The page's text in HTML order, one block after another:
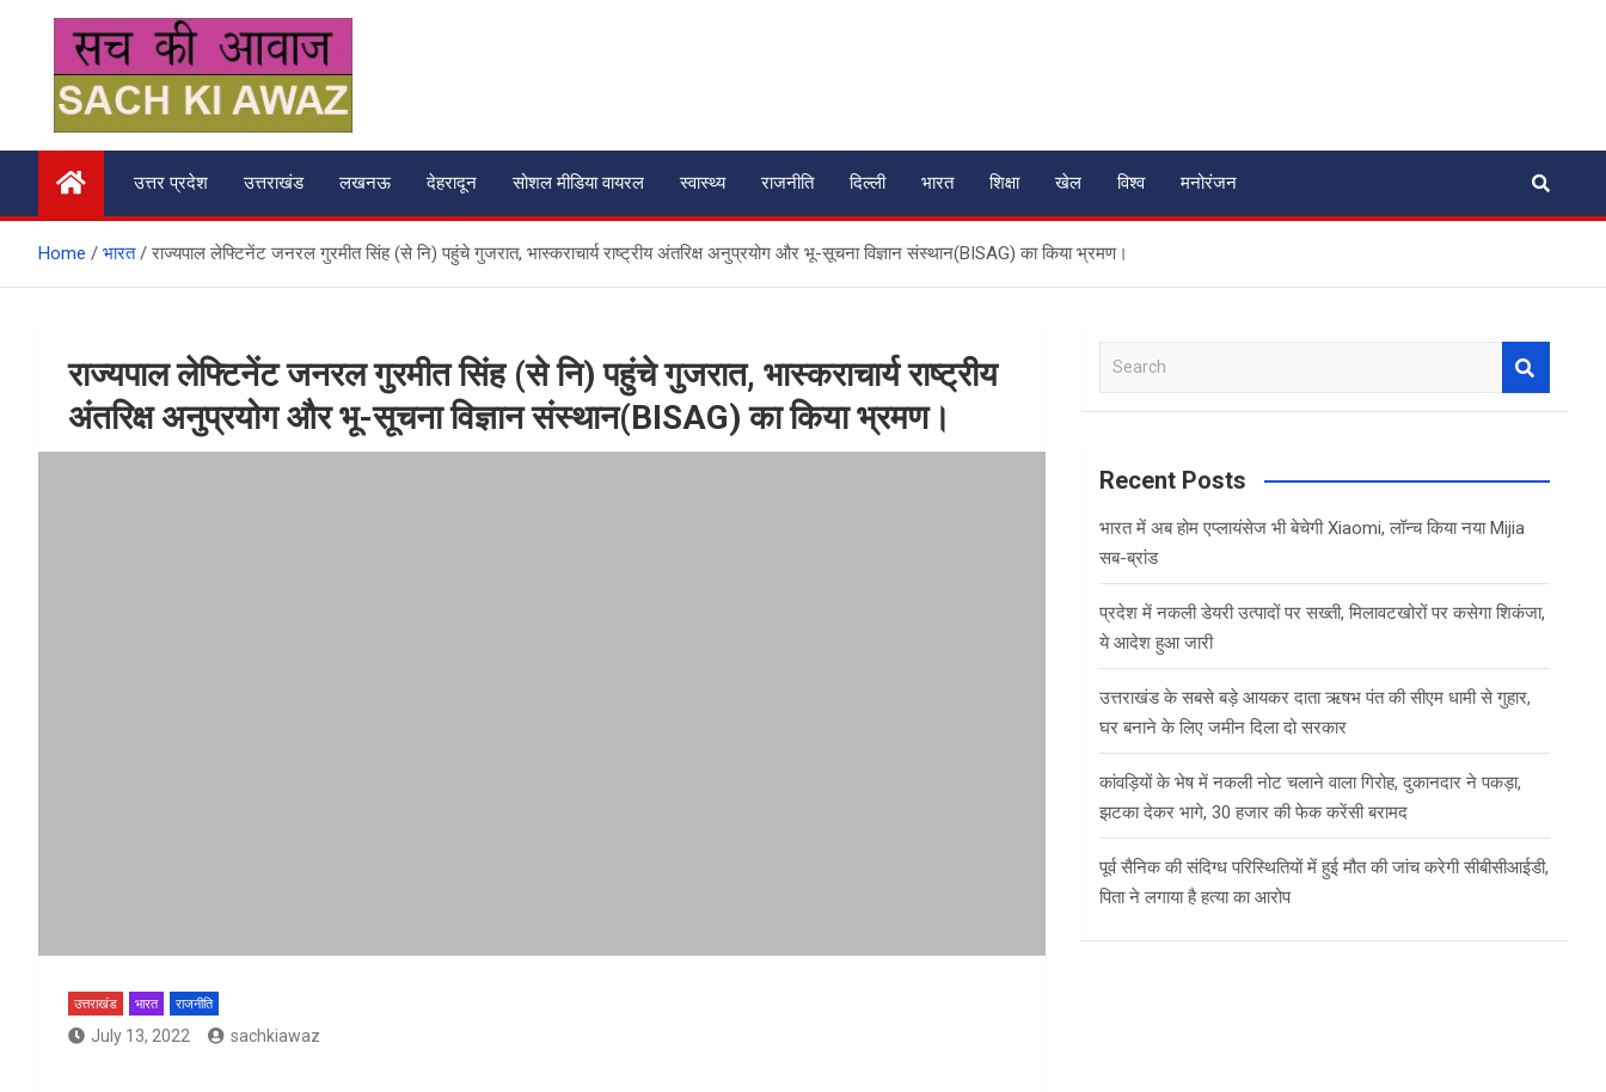
content
सच की आवाज
उत्तर प्रदेश उत्तराखंड लखनऊ देहरादून सोशल मीडिया वायरल स्वास्थ्य राजनीति दिल्ली भारत शिक्षा खेल विश्व मनोरंजन
Home भारत राज्यपाल लेफ्टिनेंट जनरल गुरमीत सिंह (से नि) पहुंचे गुजरात, भास्कराचार्य राष्ट्रीय अंतरिक्ष अनुप्रयोग और भू-सूचना विज्ञान संस्थान(BISAG) का किया भ्रमण।
राज्यपाल लेफ्टिनेंट जनरल गुरमीत सिंह (से नि) पहुंचे गुजरात, भास्कराचार्य राष्ट्रीय
अंतरिक्ष अनुप्रयोग और भू-सूचना विज्ञान संस्थान(BISAG) का किया भ्रमण।
उत्तराखंड भारत राजनीति
July 13, 2022 sachkiawaz
a
c
Recent Posts
भारत में अब होम एप्लायंसेज भी बेचेगी Xiaomi, लॉन्च किया नया Mijia
सब-ब्रांड
प्रदेश में नकली डेयरी उत्पादों पर सख्ती, मिलावटखोरों पर कसेगा शिकंजा,
ये आदेश हुआ जारी
उत्तराखंड के सबसे बड़े आयकर दाता ऋषभ पंत की सीएम धामी से गुहार,
घर बनाने के लिए जमीन दिला दो सरकार
कांवड़ियों के भेष में नकली नोट चलाने वाला गिरोह, दुकानदार ने पकड़ा,
झटका देकर भागे, 30 हजार की फेक करेंसी बरामद
पूर्व सैनिक की संदिग्ध परिस्थितियों में हुई मौत की जांच करेगी सीबीसीआईडी,
पिता ने लगाया है हत्या का आरोप